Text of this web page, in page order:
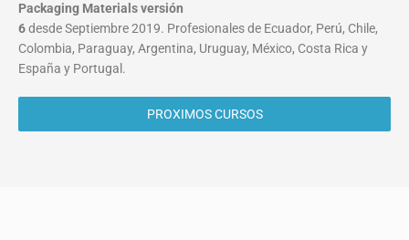
Packaging Materialsversión
6desde Septiembre 2019. Profesionales de Ecuador, Perú, Chile,
Colombia, Paraguay, Argentina, Uruguay, México, Costa Rica y
España y Portugal.
PROXIMOS CURSOS